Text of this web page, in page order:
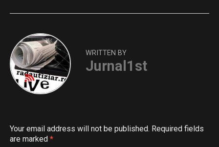
WRITTEN BY
Jurnal1st
Your email address will not be published. Required fields
are marked *